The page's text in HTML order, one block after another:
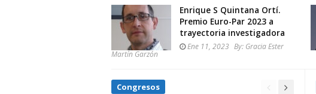
Enrique S Quintana Ortí.
Premio Euro-Par 2023 a
trayectoria investigadora
Ene 11, 2023 By: Gracia Ester
Martín Garzón
Congresos